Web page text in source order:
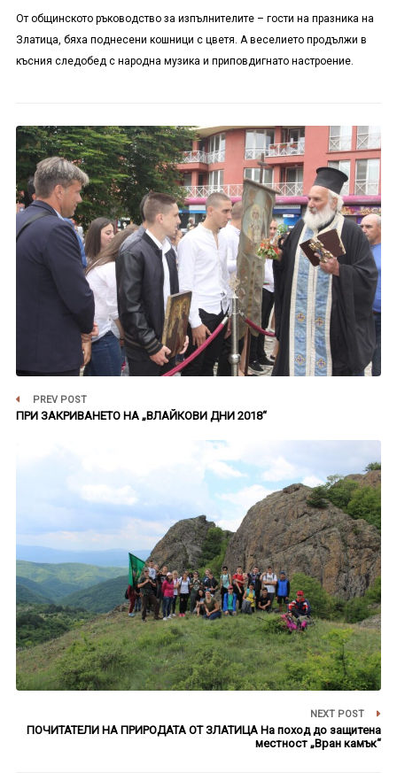
От общинското ръководство за изпълнителите – гости на празника на
Златица, бяха поднесени кошници с цветя. А веселието продължи в
късния следобед с народна музика и приповдигнато настроение.
PREV POST
ПРИ ЗАКРИВАНЕТО НА „ВЛАЙКОВИ ДНИ 2018“
NEXT POST
ПОЧИТАТЕЛИ НА ПРИРОДАТА ОТ ЗЛАТИЦА На поход до защитена
местност „Вран камък“